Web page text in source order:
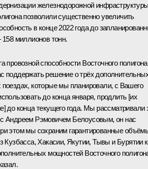
железнодорожной
позволили существенно увеличить
в конце 2022 года до
158 миллионов тонн.
провозной способности Восточного полигона
поддержать решение о трёх
поездах, которые мы планировали, с Вашего
до конца января, продлить [их
до конца текущего года. Мы рассматривали
Андреем Рэмовичем Белоусовым, он нас
этом мы сохраним гарантированные
Кузбасса, Хакасии, Якутии, Тывы и Бурятии
мощностей Восточного